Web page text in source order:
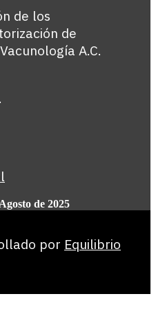
de los
de
A.C.
.
de 2025
por Equilibrio